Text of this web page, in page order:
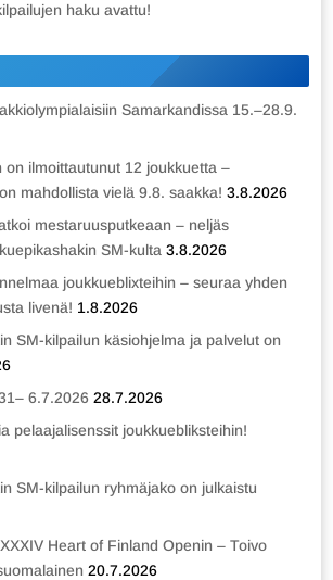
haku avattu!
Samarkandissa 15.–28.9.
on ilmoittautunut 12 joukkuetta –
mahdollista vielä 9.8. saakka! 3.8.2026
mestaruusputkeaan – neljäs
SM-kulta 3.8.2026
joukkueblixteihin – seuraa yhden
livenä! 1.8.2026
SM-kilpailun käsiohjelma ja palvelut on
6.7.2026 28.7.2026
pelaajalisenssit joukkuebliksteihin!
SM-kilpailun ryhmäjako on julkaistu
Heart of Finland Openin – Toivo
20.7.2026